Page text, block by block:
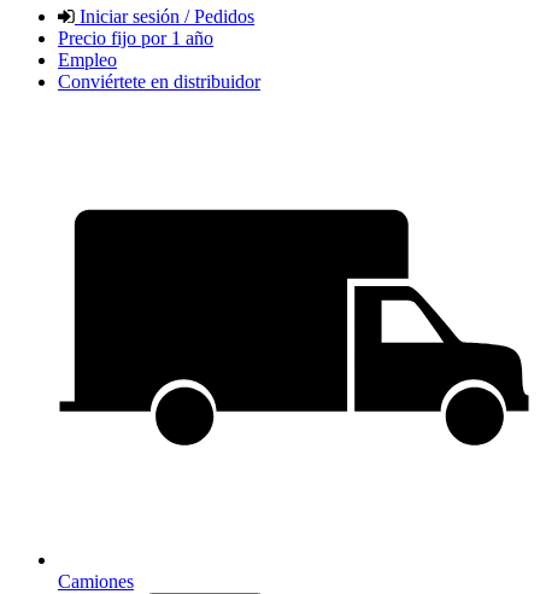
Iniciar sesión / Pedidos
Precio fijo por 1 año
Empleo
Conviértete en distribuidor
Camiones